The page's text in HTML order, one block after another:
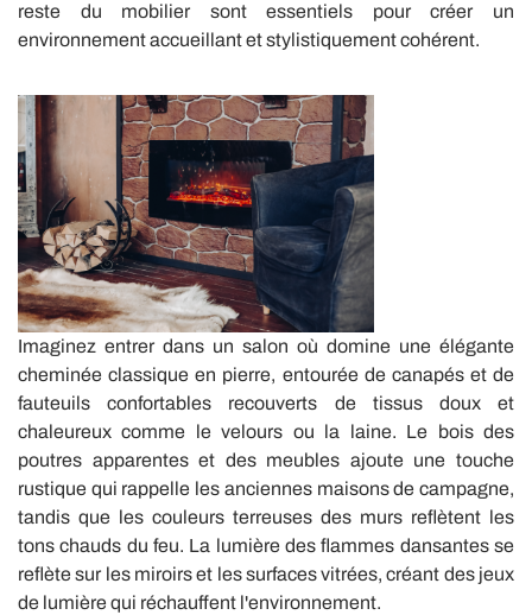
reste du mobilier sont essentiels pour créer un
environnement accueillant et stylistiquement cohérent.
Imaginez entrer dans un salon où domine une élégante
cheminée classique en pierre, entourée de canapés et de
fauteuils confortables recouverts de tissus doux et
chaleureux comme le velours ou la laine. Le bois des
poutres apparentes et des meubles ajoute une touche
rustique qui rappelle les anciennes maisons de campagne,
tandis que les couleurs terreuses des murs reflètent les
tons chauds du feu. La lumière des flammes dansantes se
reflète sur les miroirs et les surfaces vitrées, créant des jeux
de lumière qui réchauffent l'environnement.